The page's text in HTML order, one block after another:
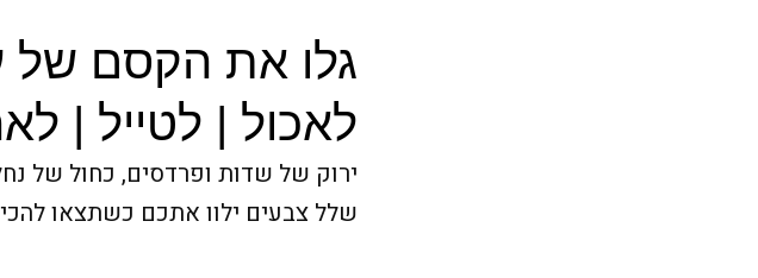
גלו את הקסם
לאכול | לטייל |
ירוק של שדות ופרדסים, כחול של
שלל צבעים ילוו אתכם כשתצאו